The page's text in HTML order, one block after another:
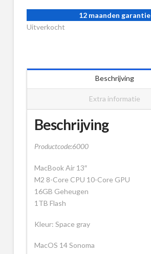
12 maanden garantie
Uitverkocht
Beschrijving
Extra informatie
Beschrijving
Productcode:6000
MacBook Air 13″
M2 8-Core CPU 10-Core GPU
16GB Geheugen
1TB Flash
Kleur: Space gray
MacOS 14 Sonoma